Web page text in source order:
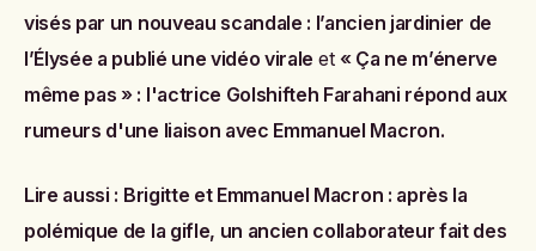
visés par un nouveau scandale : l’ancien jardinier de
l’Élysée a publié une vidéo virale et « Ça ne m’énerve
même pas » : l'actrice Golshifteh Farahani répond aux
rumeurs d'une liaison avec Emmanuel Macron.
Lire aussi : Brigitte et Emmanuel Macron : après la
polémique de la gifle, un ancien collaborateur fait des